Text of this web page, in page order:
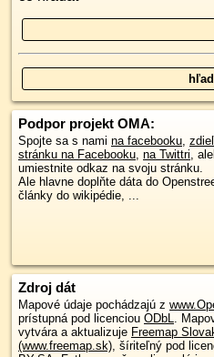
Podpor projekt OMA:
Spojte sa s nami na facebooku,
stránku na Facebooku, na Twittri,
umiestnite odkaz na svoju stránku.
Ale hlavne doplňte dáta do
články do wikipédie, ...
Zdroj dát
Mapové údaje pochádzajú z
prístupná pod licenciou ODbL.
vytvára a aktualizuje Freemap
(www.freemap.sk), šíriteľný pod